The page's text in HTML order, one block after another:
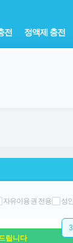
전 정액제 충전
자유이용권 전용 성
립니다